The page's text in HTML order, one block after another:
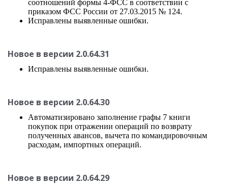
соотношений формы 4-ФСС в соответствии с
приказом ФСС России от 27.03.2015 № 124.
Исправлены выявленные ошибки.
Новое в версии 2.0.64.31
Исправлены выявленные ошибки.
Новое в версии 2.0.64.30
Автоматизировано заполнение графы 7 книги
покупок при отражении операций по возврату
полученных авансов, вычета по командировочным
расходам, импортных операций.
Новое в версии 2.0.64.29